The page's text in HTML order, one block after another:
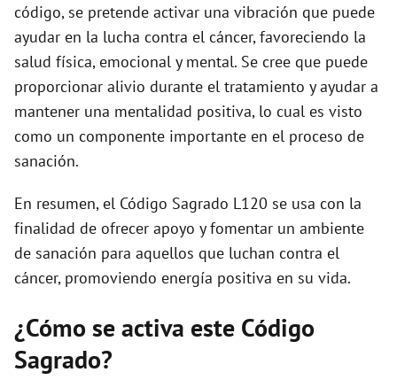
código, se pretende activar una vibración que puede
ayudar en la lucha contra el cáncer, favoreciendo la
salud física, emocional y mental. Se cree que puede
proporcionar alivio durante el tratamiento y ayudar a
mantener una mentalidad positiva, lo cual es visto
como un componente importante en el proceso de
sanación.
En resumen, el Código Sagrado L120 se usa con la
finalidad de ofrecer apoyo y fomentar un ambiente
de sanación para aquellos que luchan contra el
cáncer, promoviendo energía positiva en su vida.
¿Cómo se activa este Código
Sagrado?